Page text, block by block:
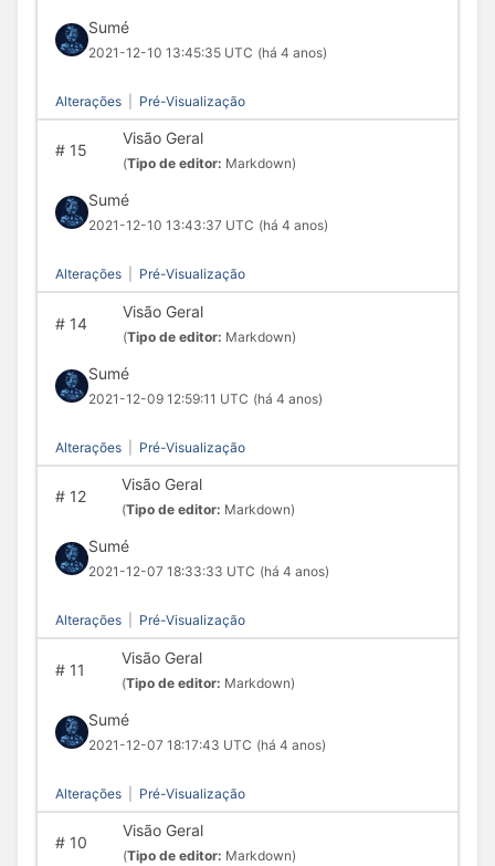
Sumé
2021-12-10 13:45:35 UTC (há 4 anos)
Alterações Pré-Visualização
#15
Visão Geral
(Tipo de editor: Markdown)
Sumé
2021-12-10 13:43:37 UTC (há 4 anos)
Alterações Pré-Visualização
#14
Visão Geral
(Tipo de editor: Markdown)
Sumé
2021-12-09 12:59:11 UTC (há 4 anos)
Alterações Pré-Visualização
#12
Visão Geral
(Tipo de editor: Markdown)
Sumé
2021-12-07 18:33:33 UTC (há 4 anos)
Alterações Pré-Visualização
#11
Visão Geral
(Tipo de editor: Markdown)
Sumé
2021-12-07 18:17:43 UTC (há 4 anos)
Alterações Pré-Visualização
#10
Visão Geral
(Tipo de editor: Markdown)